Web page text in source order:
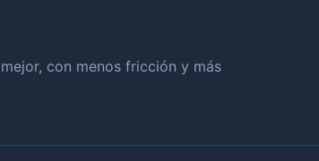
con menos fricción y más